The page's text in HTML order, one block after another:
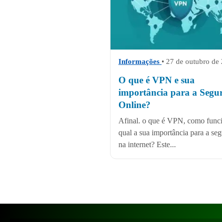
Informações • 27 de outubro de
O que é VPN e sua
importância para a
Online?
Afinal. o que é VPN, como
qual a sua importância para a
na internet? Este...